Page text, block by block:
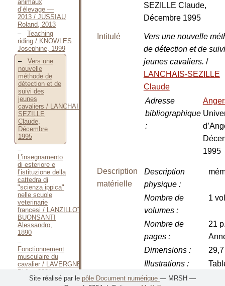
animaux
d’élevage —
2013 / JUSSIAU
Roland, 2013
Teaching
riding / KNOWLES
Josephine, 1999
Vers une
nouvelle
méthode de
détection et de
suivi des
jeunes
cavaliers / LANCHAIS-
SEZILLE
Claude,
Décembre
1995
L’insegnamento
di esteriore e
l’istituzione della
cattedra di
"scienza ippica"
nelle scuole
veterinarie
francesi / LANZILLOTTI-
BUONSANTI
Alessandro,
1890
Fonctionnement
musculaire du
cavalier / LAVERGNE
Didier, 2021
Rôle des
SEZILLE Claude,
Décembre 1995
Intitulé
Vers une nouvelle
de détection et de
jeunes cavaliers. /
LANCHAIS-SEZILLE
Claude
Adresse
bibliographique
:
1995
Description
matérielle
Description
physique:
Nombre de
volumes:
1
Nombre de
pages:
21
Dimensions:
Illustrations:
Langue(s) Français
Site réalisé par le pôle Document numérique — MRSH —